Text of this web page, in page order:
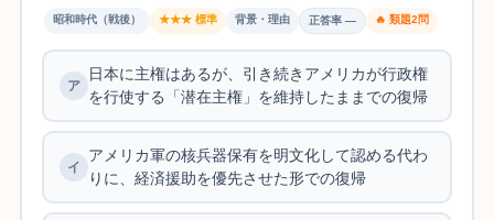
昭和時代（戦後） ★★★ 標準 背景・理由 正答率 — 🔥 類題2問
日本に主権はあるが、引き続きアメリカが行政権
を行使する「潜在主権」を維持したままでの復帰
アメリカ軍の核兵器保有を明文化して認める代わ
りに、経済援助を優先させた形での復帰